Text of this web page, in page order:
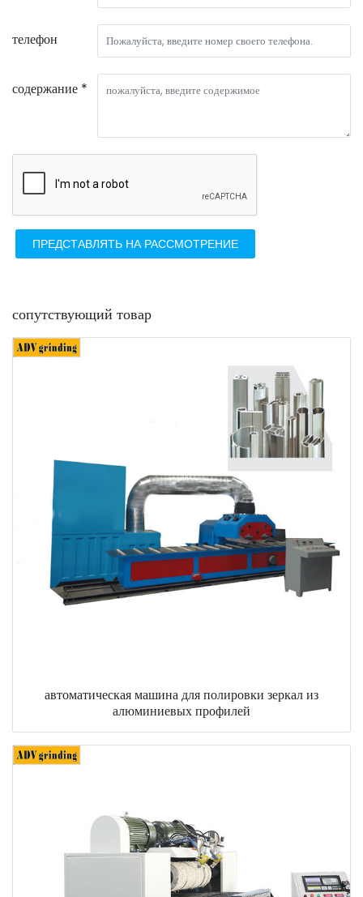
телефон
содержание *
ПРЕДСТАВЛЯТЬ НА РАССМОТРЕНИЕ
сопутствующий товар
автоматическая машина для полировки зеркал из
алюминиевых профилей